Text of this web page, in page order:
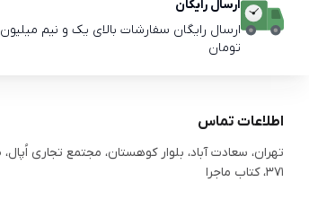
ارسال رایگان
ارسال رایگان سفارشات بالای یک و نیم میلیون
تومان
اطلاعات تماس
371، کتاب ماجرا